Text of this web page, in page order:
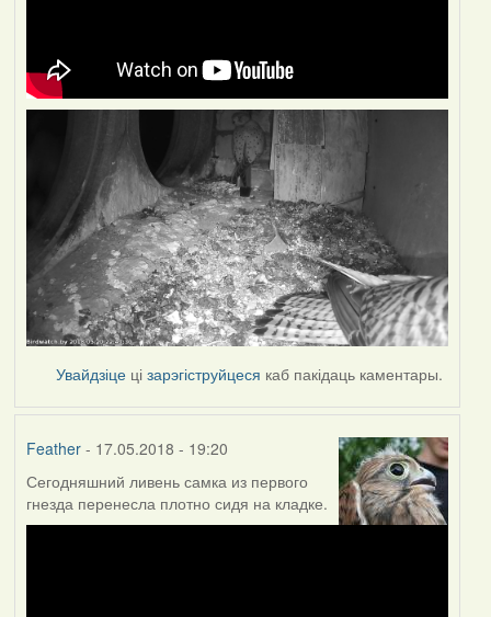
Увайдзіце цізарэгіструйцеся каб пакідаць каментары.
Feather- 17.05.2018 - 19:20
Сегодняшний ливень самка из первого
гнезда перенесла плотно сидя на кладке.